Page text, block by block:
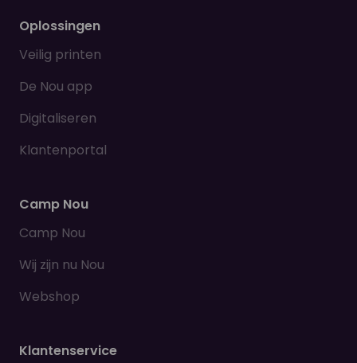
Oplossingen
Veilig printen
De Nou app
Digitaliseren
Klantenportal
Camp Nou
Camp Nou
Wij zijn nu Nou
Webshop
Klantenservice